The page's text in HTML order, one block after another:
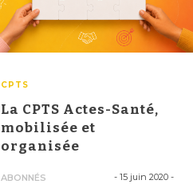
CPTS
La CPTS Actes-Santé,
mobilisée et
organisée
ABONNÉS - 15 juin 2020-